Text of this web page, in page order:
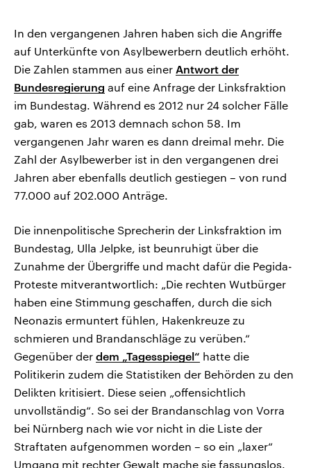
In den vergangenen Jahren haben sich die Angriffe
auf Unterkünfte von Asylbewerbern deutlich erhöht.
Die Zahlen stammen aus einer Antwort der
Bundesregierung auf eine Anfrage der Linksfraktion
im Bundestag. Während es 2012 nur 24 solcher Fälle
gab, waren es 2013 demnach schon 58. Im
vergangenen Jahr waren es dann dreimal mehr. Die
Zahl der Asylbewerber ist in den vergangenen drei
Jahren aber ebenfalls deutlich gestiegen – von rund
77.000 auf 202.000 Anträge.
Die innenpolitische Sprecherin der Linksfraktion im
Bundestag, Ulla Jelpke, ist beunruhigt über die
Zunahme der Übergriffe und macht dafür die Pegida-
Proteste mitverantwortlich: „Die rechten Wutbürger
haben eine Stimmung geschaffen, durch die sich
Neonazis ermuntert fühlen, Hakenkreuze zu
schmieren und Brandanschläge zu verüben.“
Gegenüber der dem „Tagesspiegel“ hatte die
Politikerin zudem die Statistiken der Behörden zu den
Delikten kritisiert. Diese seien „offensichtlich
unvollständig“. So sei der Brandanschlag von Vorra
bei Nürnberg nach wie vor nicht in die Liste der
Straftaten aufgenommen worden – so ein „laxer“
Umgang mit rechter Gewalt mache sie fassungslos.